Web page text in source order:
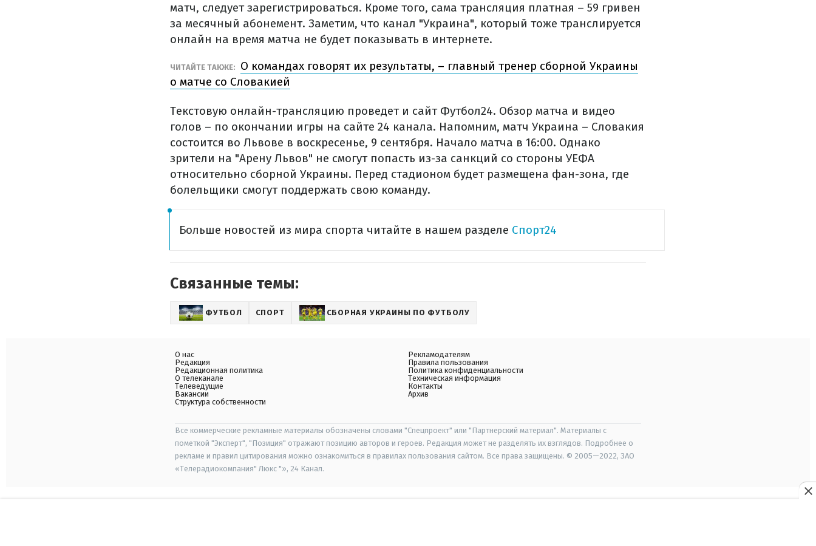
матч, следует зарегистрироваться. Кроме того, сама трансляция платная – 59 гривен
за месячный абонемент. Заметим, что канал "Украина", который тоже транслируется
онлайн на время матча не будет показывать в интернете.
ЧИТАЙТЕ ТАКЖЕ:
О командах говорят их результаты, – главный тренер сборной Украины
о матче со Словакией
Текстовую онлайн-трансляцию проведет и сайт Футбол24. Обзор матча и видео
голов – по окончании игры на сайте 24 канала. Напомним, матч Украина – Словакия
состоится во Львове в воскресенье, 9 сентября. Начало матча в 16:00. Однако
зрители на "Арену Львов" не смогут попасть из-за санкций со стороны УЕФА
относительно сборной Украины. Перед стадионом будет размещена фан-зона, где
болельщики смогут поддержать свою команду.
Больше новостей из мира спорта читайте в нашем разделе Спорт24
Связанные темы:
ФУТБОЛ СПОРТ СБОРНАЯ УКРАИНЫ ПО ФУТБОЛУ
О нас
Редакция
Редакционная политика
О телеканале
Телеведущие
Вакансии
Структура собственности
Рекламодателям
Правила пользования
Политика конфиденциальности
Техническая информация
Контакты
Архив
Все коммерческие рекламные материалы обозначены словами "Спецпроект" или "Партнерский материал". Материалы с
пометкой "Эксперт", "Позиция" отражают позицию авторов и героев. Редакция может не разделять их взглядов. Подробнее о
рекламе и правил цитирования можно ознакомиться в правилах пользования сайтом. Все права защищены. © 2005—2022, ЗАО
«Телерадиокомпания" Люкс "», 24 Канал.